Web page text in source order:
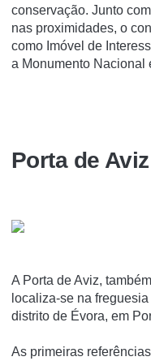
conservação. Junto
nas proximidades, o
como Imóvel de
a Monumento Nacional
Porta de Aviz
A Porta de Aviz,
localiza-se na
distrito de Évora, em
As primeiras